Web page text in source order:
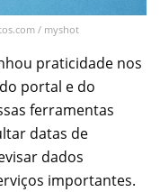
/ myshot
praticidade nos
portal e do
ferramentas
datas de
dados
importantes.